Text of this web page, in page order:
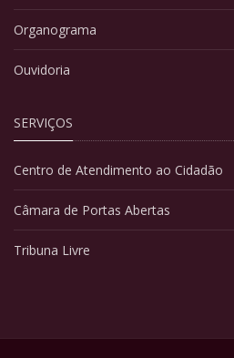
Organograma
Ouvidoria
SERVIÇOS
Centro de Atendimento ao Cidadão
Câmara de Portas Abertas
Tribuna Livre